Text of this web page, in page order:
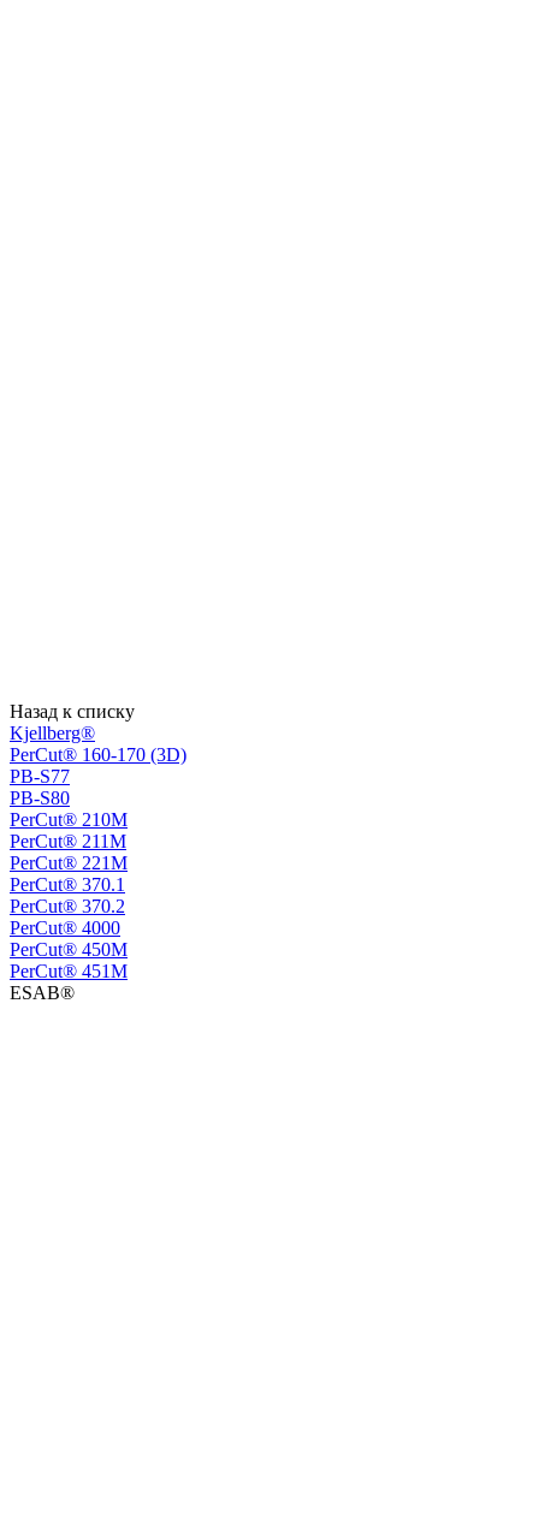
Назад к списку
Kjellberg®
PerCut® 160-170 (3D)
PB-S77
PB-S80
PerСut® 210M
PerСut® 211M
PerСut® 221M
PerСut® 370.1
PerСut® 370.2
PerСut® 4000
PerСut® 450M
PerСut® 451M
ESAB®